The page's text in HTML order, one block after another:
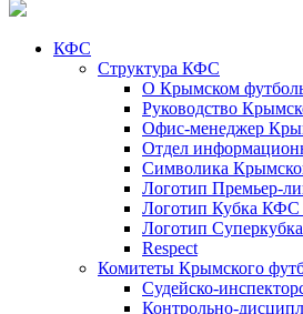
КФС
Структура КФС
О Крымском
Руководство
Офис-менеджер
Отдел
Символика
Логотип Премьер-
Логотип Кубка КФС
Логотип
Respect
Комитеты Крымского
Судейско-
Контрольно-